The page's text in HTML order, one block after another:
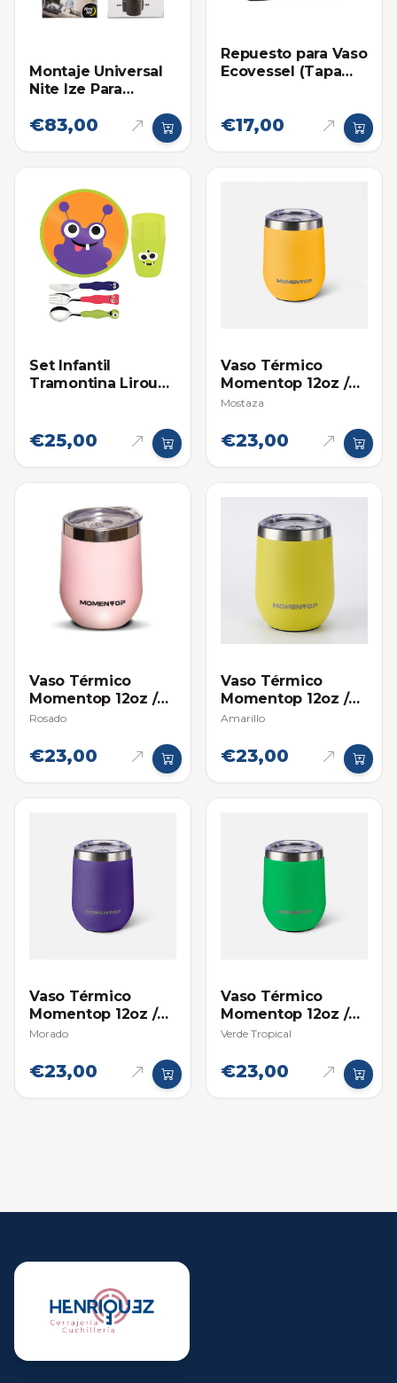
Montaje Universal
Nite Ize Para
Portavaso de
€83,00
Repuesto para Vaso
Ecovessel (Tapa
€17,00
Set Infantil
Tramontina Lirous
Vaso
€25,00
Vaso Térmico
Momentop 12oz /
355ml
Mostaza
€23,00
Vaso Térmico
Momentop 12oz /
355ml
Rosado
€23,00
Vaso Térmico
Momentop 12oz /
355ml
Amarillo
€23,00
Vaso Térmico
Momentop 12oz /
355ml
Morado
€23,00
Vaso Térmico
Momentop 12oz /
355ml
Verde Tropical
€23,00